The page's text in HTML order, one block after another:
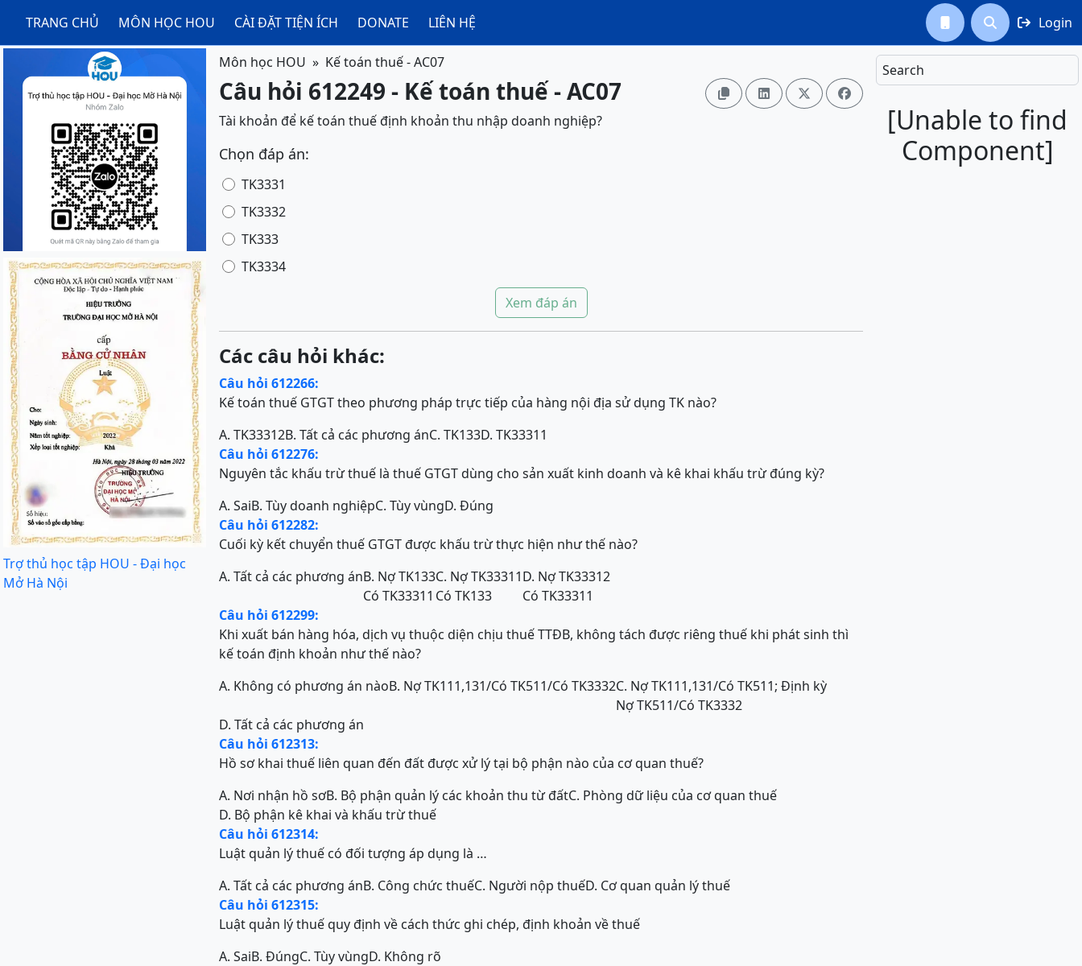
TRANG CHỦ MÔN HỌC HOU CÀI ĐẶT TIỆN ÍCH DONATE LIÊN HỆ   Login
Search
[Unable to find
Component]
Trợ thủ học tập HOU - Đại học
Mở Hà Nội
Môn học HOU Kế toán thuế - AC07
Câu hỏi 612249 - Kế toán thuế - AC07    
Tài khoản để kế toán thuế định khoản thu nhập doanh nghiệp?
Chọn đáp án:
TK3331
TK3332
TK333
TK3334
Xem đáp án
Các câu hỏi khác:
Câu hỏi 612266:
Kế toán thuế GTGT theo phương pháp trực tiếp của hàng nội địa sử dụng TK nào?
A. TK33312B. Tất cả các phương ánC. TK133D. TK33311
Câu hỏi 612276:
Nguyên tắc khấu trừ thuế là thuế GTGT dùng cho sản xuất kinh doanh và kê khai khấu trừ đúng kỳ?
A. SaiB. Tùy doanh nghiệpC. Tùy vùngD. Đúng
Câu hỏi 612282:
Cuối kỳ kết chuyển thuế GTGT được khấu trừ thực hiện như thế nào?
A. Tất cả các phương ánB. Nợ TK133
Có TK33311
C. Nợ TK33311
Có TK133
D. Nợ TK33312
Có TK33311
Câu hỏi 612299:
Khi xuất bán hàng hóa, dịch vụ thuộc diện chịu thuế TTĐB, không tách được riêng thuế khi phát sinh thì
kế toán định khoản như thế nào?
A. Không có phương án nàoB. Nợ TK111,131/Có TK511/Có TK3332C. Nợ TK111,131/Có TK511; Định kỳ
Nợ TK511/Có TK3332
D. Tất cả các phương án
Câu hỏi 612313:
Hồ sơ khai thuế liên quan đến đất được xử lý tại bộ phận nào của cơ quan thuế?
A. Nơi nhận hồ sơB. Bộ phận quản lý các khoản thu từ đấtC. Phòng dữ liệu của cơ quan thuế
D. Bộ phận kê khai và khấu trừ thuế
Câu hỏi 612314:
Luật quản lý thuế có đối tượng áp dụng là …
A. Tất cả các phương ánB. Công chức thuếC. Người nộp thuếD. Cơ quan quản lý thuế
Câu hỏi 612315:
Luật quản lý thuế quy định về cách thức ghi chép, định khoản về thuế
A. SaiB. ĐúngC. Tùy vùngD. Không rõ